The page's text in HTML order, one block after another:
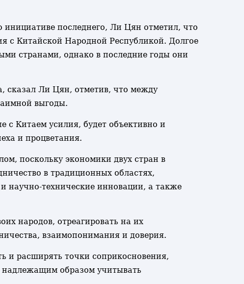
последнего, Ли Цян отметил, что
с Китайской Народной Республикой. Долгое
странами, однако в последние годы они
сказал Ли Цян, отметив, что между
выгоды.
с Китаем усилия, будет объективно и
и процветания.
поскольку экономики двух стран в
в традиционных областях,
научно-технические инновации, а также
народов, отреагировать на их
взаимопонимания и доверия.
и расширять точки соприкосновения,
надлежащим образом учитывать